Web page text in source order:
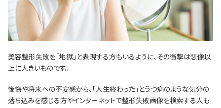
美容整形失敗を「地獄」と表現する方もいるように、その衝撃は想像以
上に大きいものです。
後悔や将来への不安感から、「人生終わった」とうつ病のような気分の
落ち込みを感じる方やインターネットで整形失敗画像を検索する人も